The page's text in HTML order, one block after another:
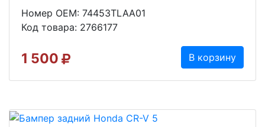
Номер OEM: 74453TLAA01
Код товара: 2766177
1 500 В корзину